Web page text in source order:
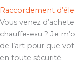
Raccordement
Vous venez
chauffe-eau ? Je
de l’art pour que
en toute sécurité.